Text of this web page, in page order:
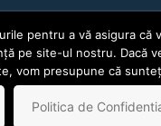
Veterinară Biovet. Toate
pentru a vă asigura că
pe site-ul nostru. Dacă
vom presupune că
Politica de